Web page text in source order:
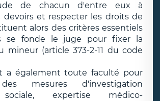
de chacun d'entre eux à
devoirs et respecter les droits de
alors des critères essentiels
se fonde le juge pour fixer la
mineur (article 373-2-11 du code
a également toute faculté pour
mesures d'investigation
expertise médico-